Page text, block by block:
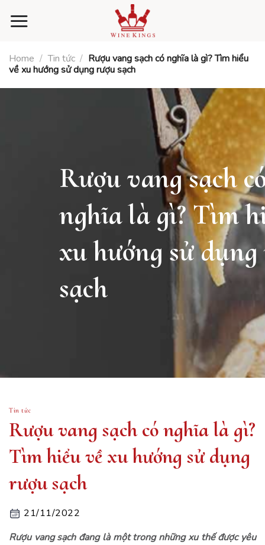
Home / Tin tức / Rượu vang sạch có nghĩa là gì? Tìm hiểu
về xu hướng sử dụng rượu sạch
Rượu vang sạch
nghĩa là gì? Tìm
xu hướng sử
sạch
Tin tức
Rượu vang sạch có nghĩa là gì?
Tìm hiểu về xu hướng sử dụng
rượu sạch
21/11/2022
Rượu vang sạch đang là một trong những xu thế được yêu